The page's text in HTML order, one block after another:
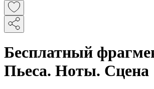
Бесплатный
Пьеса. Ноты. Сцена